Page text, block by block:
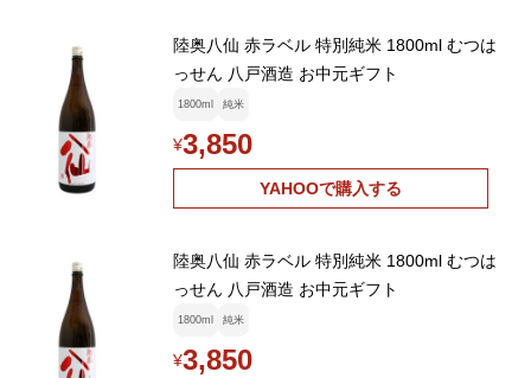
陸奥八仙 赤ラベル 特別純米 1800ml むつは
っせん 八戸酒造 お中元ギフト
1800ml 純米
¥3,850
YAHOOで購入する
陸奥八仙 赤ラベル 特別純米 1800ml むつは
っせん 八戸酒造 お中元ギフト
1800ml 純米
¥3,850